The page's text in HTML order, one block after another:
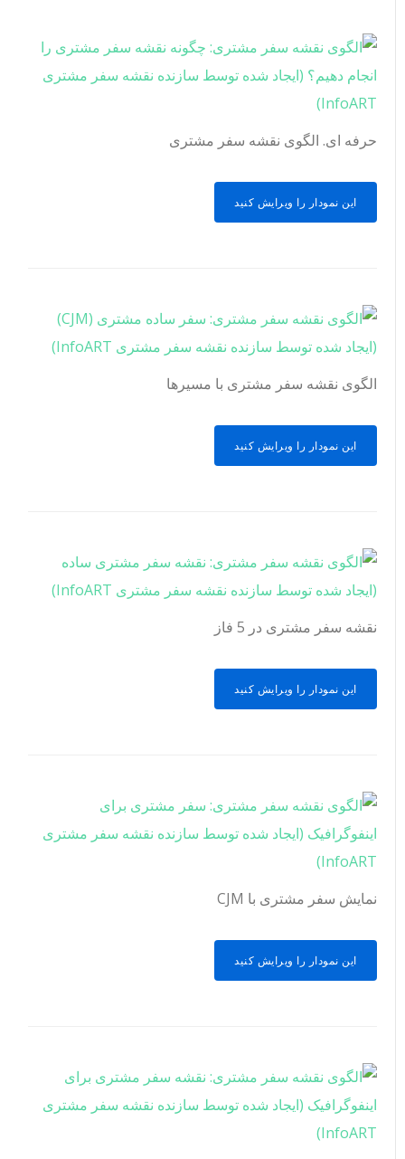
حرفه ای. الگوی نقشه سفر مشتری
این نمودار را ویرایش کنید
الگوی نقشه سفر مشتری با مسیرها
این نمودار را ویرایش کنید
نقشه سفر مشتری در 5 فاز
این نمودار را ویرایش کنید
نمایش سفر مشتری با CJM
این نمودار را ویرایش کنید